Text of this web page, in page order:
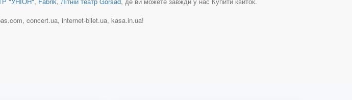
concert.ua, internet-bilet.ua, kasa.in.ua!